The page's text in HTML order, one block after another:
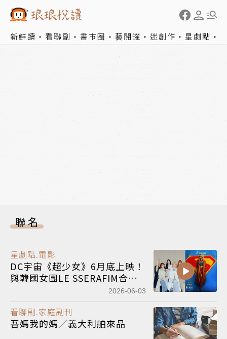
新鮮讀 看聯副 書市圈 藝開罐 迷創作 星劇點
聯名
星劇點.電影
DC宇宙《超少女》6月底上映！
與韓國女團LE SSERAFIM合作
2026-06-03
看聯副.家庭副刊
吾媽我的媽／義大利舶來品